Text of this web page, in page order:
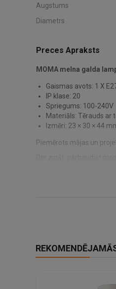
Augstums
Diametrs
Preces Apraksts
MOMA melna galda
Gaismas avots: 1 X
IP klase: 20
Spriegums: 100-240V
Materiāls: Tērauds ar
Izmēri: 23 × 30 × 44
Piemērots mājas un
Der zināt: pārbaudiet